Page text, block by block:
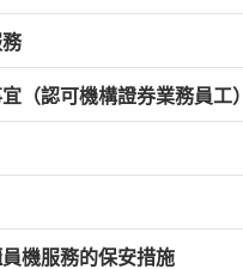
（認可機構證券業務員工）
機服務的保安措施